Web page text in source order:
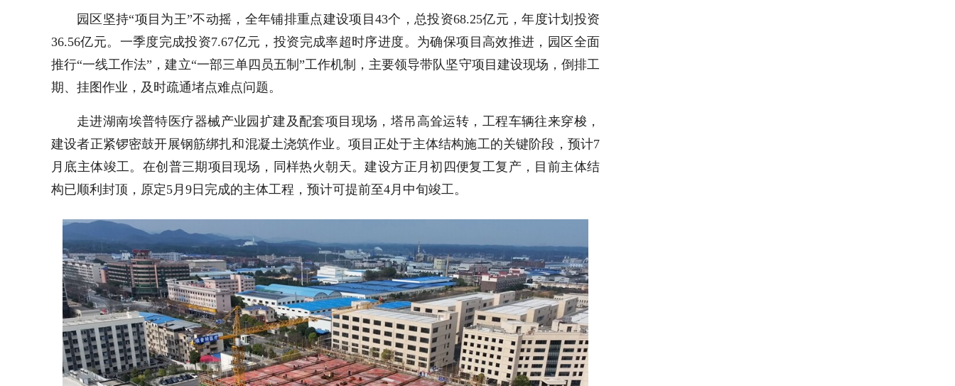
园区坚持“项目为王”不动摇，全年铺排重点建设项目43个，总投资68.25亿元，年度计划投资
36.56亿元。一季度完成投资7.67亿元，投资完成率超时序进度。为确保项目高效推进，园区全面
推行“一线工作法”，建立“一部三单四员五制”工作机制，主要领导带队坚守项目建设现场，倒排工
期、挂图作业，及时疏通堵点难点问题。
走进湖南埃普特医疗器械产业园扩建及配套项目现场，塔吊高耸运转，工程车辆往来穿梭，
建设者正紧锣密鼓开展钢筋绑扎和混凝土浇筑作业。项目正处于主体结构施工的关键阶段，预计7
月底主体竣工。在创普三期项目现场，同样热火朝天。建设方正月初四便复工复产，目前主体结
构已顺利封顶，原定5 月 9日完成的主体工程，预计可提前至4 月中旬竣工。